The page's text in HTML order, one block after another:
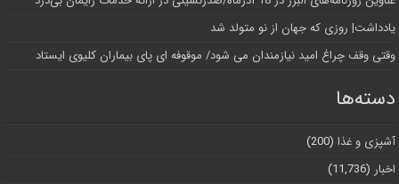
یادداشت| روزی که جهان از نو متولد شد
وقتی وقف چراغ امید نیازمندان می شود/ موقوفه ای پای بیماران کلیوی ایستاد
دسته‌ها
آشپزی و غذا (200)
اخبار (11,736)